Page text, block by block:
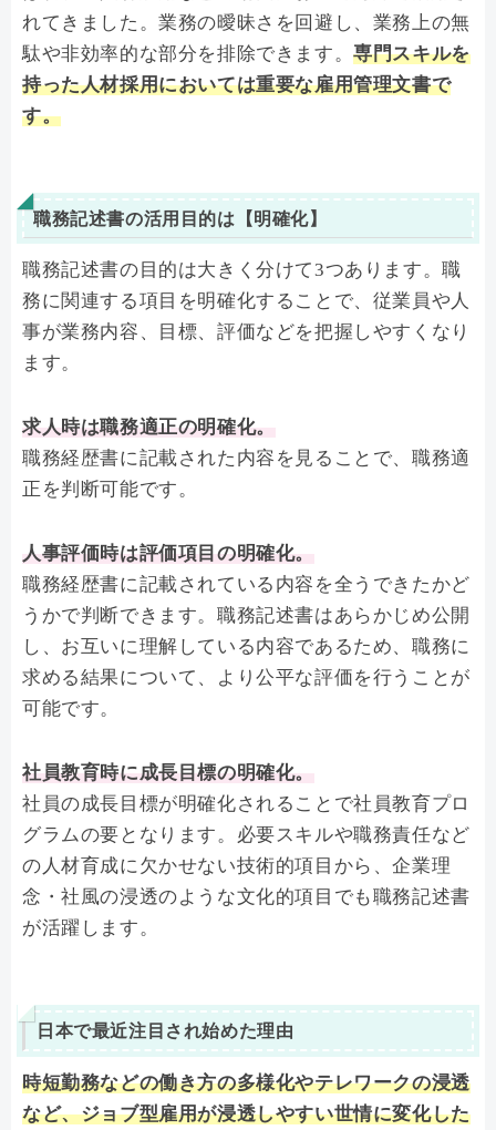
れてきました。業務の曖昧さを回避し、業務上の無
駄や非効率的な部分を排除できます。専門スキルを
持った人材採用においては重要な雇用管理文書で
す。
職務記述書の活用目的は【明確化】
職務記述書の目的は大きく分けて3つあります。職
務に関連する項目を明確化することで、従業員や人
事が業務内容、目標、評価などを把握しやすくなり
ます。
求人時は職務適正の明確化。
職務経歴書に記載された内容を見ることで、職務適
正を判断可能です。
人事評価時は評価項目の明確化。
職務経歴書に記載されている内容を全うできたかど
うかで判断できます。職務記述書はあらかじめ公開
し、お互いに理解している内容であるため、職務に
求める結果について、より公平な評価を行うことが
可能です。
社員教育時に成長目標の明確化。
社員の成長目標が明確化されることで社員教育プロ
グラムの要となります。必要スキルや職務責任など
の人材育成に欠かせない技術的項目から、企業理
念・社風の浸透のような文化的項目でも職務記述書
が活躍します。
日本で最近注目され始めた理由
時短勤務などの働き方の多様化やテレワークの浸透
など、ジョブ型雇用が浸透しやすい世情に変化した